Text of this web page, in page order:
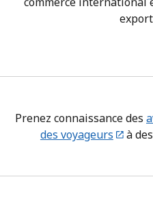
Prenez connaissance des
des voyageurs
à